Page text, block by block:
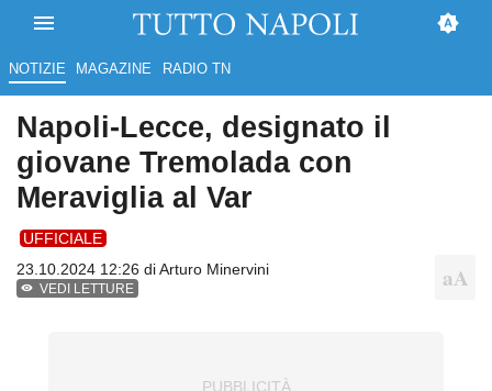
NOTIZIE MAGAZINE RADIO TN
Napoli-Lecce, designato il
giovane Tremolada con
Meraviglia al Var
UFFICIALE
23.10.2024 12:26 diArturo Minervini
VEDI LETTURE